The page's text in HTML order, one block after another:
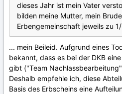
dieses Jahr ist mein Vater
bilden meine Mutter, mein
Erbengemeinschaft jeweils zu
... mein Beileid. Aufgrund eines
bekannt, dass es bei der DKB
gibt ("Team
Deshalb empfehle ich, diese
Basis des Erbscheins eine